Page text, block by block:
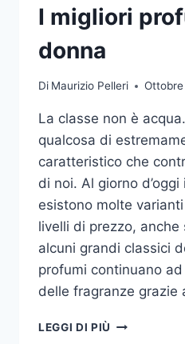
VIDEO
I migliori
donna
Di Maurizio Pelleri
La classe non è
qualcosa di
caratteristico che
di noi. Al giorno
esistono molte
livelli di prezzo,
alcuni grandi classici
profumi continuano
delle fragranze grazie
LEGGI DI PIÙ